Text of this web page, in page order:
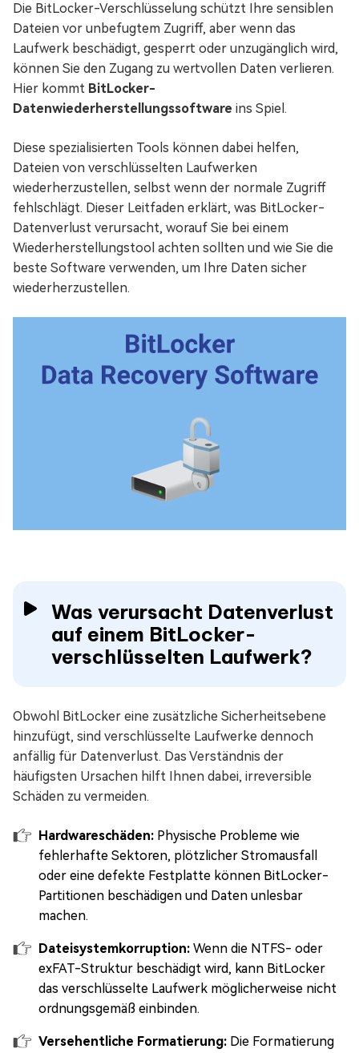
Die BitLocker-Verschlüsselung schützt Ihre sensiblen
Dateien vor unbefugtem Zugriff, aber wenn das
Laufwerk beschädigt, gesperrt oder unzugänglich wird,
können Sie den Zugang zu wertvollen Daten verlieren.
Hier kommt BitLocker-
Datenwiederherstellungssoftware ins Spiel.
Diese spezialisierten Tools können dabei helfen,
Dateien von verschlüsselten Laufwerken
wiederherzustellen, selbst wenn der normale Zugriff
fehlschlägt. Dieser Leitfaden erklärt, was BitLocker-
Datenverlust verursacht, worauf Sie bei einem
Wiederherstellungstool achten sollten und wie Sie die
beste Software verwenden, um Ihre Daten sicher
wiederherzustellen.
Was verursacht Datenverlust
auf einem BitLocker-
verschlüsselten Laufwerk?
Obwohl BitLocker eine zusätzliche Sicherheitsebene
hinzufügt, sind verschlüsselte Laufwerke dennoch
anfällig für Datenverlust. Das Verständnis der
häufigsten Ursachen hilft Ihnen dabei, irreversible
Schäden zu vermeiden.
Hardwareschäden: Physische Probleme wie
fehlerhafte Sektoren, plötzlicher Stromausfall
oder eine defekte Festplatte können BitLocker-
Partitionen beschädigen und Daten unlesbar
machen.
Dateisystemkorruption: Wenn die NTFS- oder
exFAT-Struktur beschädigt wird, kann BitLocker
das verschlüsselte Laufwerk möglicherweise nicht
ordnungsgemäß einbinden.
Versehentliche Formatierung: Die Formatierung